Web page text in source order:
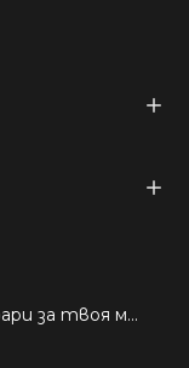
Търсиш качествени аксесоари за твоя модел? Как правилно да защитим новия си смартфон: Ръководство за аксесоари през 2026 г.